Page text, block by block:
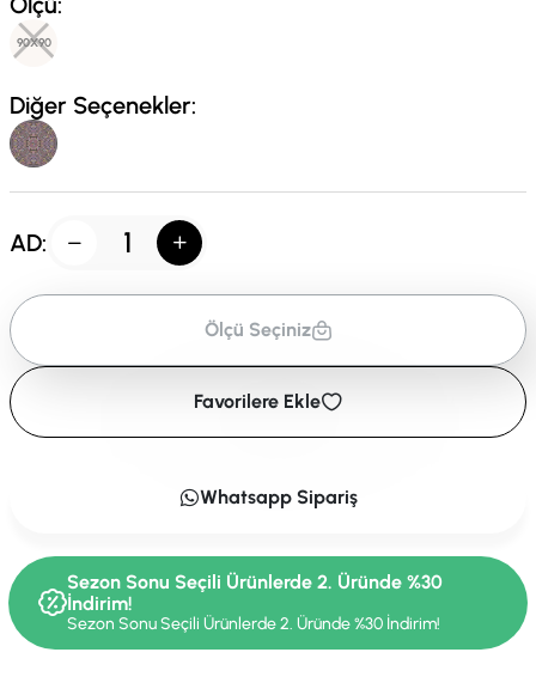
90X90
Diğer Seçenekler:
AD:
Ölçü Seçiniz
Favorilere Ekle
Whatsapp Sipariş
Sezon Sonu Seçili Ürünlerde 2. Üründe %30
İndirim!
Sezon Sonu Seçili Ürünlerde 2. Üründe %30 İndirim!